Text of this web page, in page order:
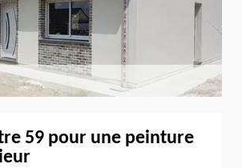
59 pour une peinture